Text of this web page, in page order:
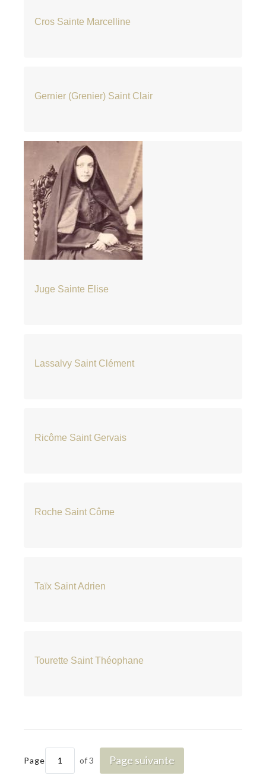
Cros Sainte Marcelline
Gernier (Grenier) Saint Clair
Juge Sainte Elise
Lassalvy Saint Clément
Ricôme Saint Gervais
Roche Saint Côme
Taïx Saint Adrien
Tourette Saint Théophane
Page of 3 Page suivante